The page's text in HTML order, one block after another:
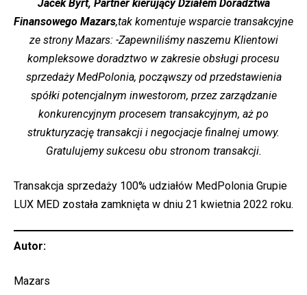
Jacek Byrt, Partner kierujący Działem Doradztwa
Finansowego Mazars,tak komentuje wsparcie transakcyjne
ze strony Mazars: -Zapewniliśmy naszemu Klientowi
kompleksowe doradztwo w zakresie obsługi procesu
sprzedaży MedPolonia, począwszy od przedstawienia
spółki potencjalnym inwestorom, przez zarządzanie
konkurencyjnym procesem transakcyjnym, aż po
strukturyzację transakcji i negocjacje finalnej umowy.
Gratulujemy sukcesu obu stronom transakcji.
Transakcja sprzedaży 100% udziałów MedPolonia Grupie
LUX MED została zamknięta w dniu 21 kwietnia 2022 roku.
Autor:
Mazars